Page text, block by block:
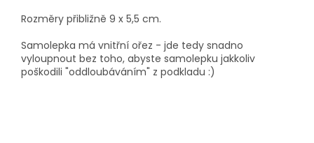
Rozměry přibližně 9 x 5,5 cm.
Samolepka má vnitřní ořez - jde tedy snadno
vyloupnout bez toho, abyste samolepku jakkoliv
poškodili "oddloubáváním" z podkladu :)